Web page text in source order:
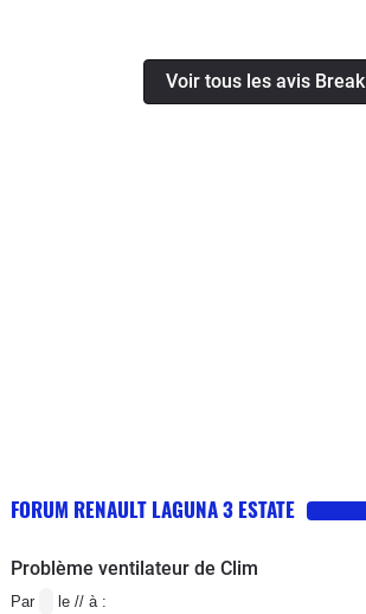
Voir tous les avis Break
FORUM RENAULT LAGUNA 3 ESTATE
Problème ventilateur de Clim
Par le // à :